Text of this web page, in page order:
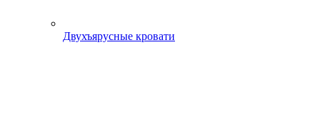
Двухъярусные кровати